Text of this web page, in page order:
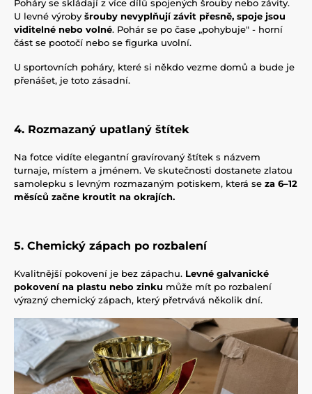
Poháry se skládají z více dílů spojených šrouby nebo závity.
U levné výroby šrouby nevyplňují závit přesně, spoje jsou
viditelné nebo volné. Pohár se po čase „pohybuje" - horní
část se pootočí nebo se figurka uvolní.
U sportovních poháry, které si někdo vezme domů a bude je
přenášet, je toto zásadní.
4. Rozmazaný upatlaný štítek
Na fotce vidíte elegantní gravírovaný štítek s názvem
turnaje, místem a jménem. Ve skutečnosti dostanete zlatou
samolepku s levným rozmazaným potiskem, která se za 6–12
měsíců začne kroutit na okrajích.
5. Chemický zápach po rozbalení
Kvalitnější pokovení je bez zápachu. Levné galvanické
pokovení na plastu nebo zinku může mít po rozbalení
výrazný chemický zápach, který přetrvává několik dní.